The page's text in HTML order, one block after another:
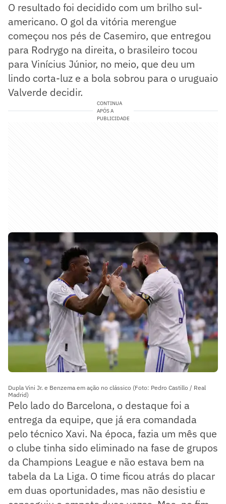
O resultado foi decidido com um brilho sul-
americano. O gol da vitória merengue
começou nos pés de Casemiro, que entregou
para Rodrygo na direita, o brasileiro tocou
para Vinícius Júnior, no meio, que deu um
lindo corta-luz e a bola sobrou para o uruguaio
Valverde decidir.
CONTINUA
APÓS A
PUBLICIDADE
Dupla Vini Jr. e Benzema em ação no clássico (Foto: Pedro Castillo / Real
Madrid)
Pelo lado do Barcelona, o destaque foi a
entrega da equipe, que já era comandada
pelo técnico Xavi. Na época, fazia um mês que
o clube tinha sido eliminado na fase de grupos
da Champions League e não estava bem na
tabela da La Liga. O time ficou atrás do placar
em duas oportunidades, mas não desistiu e